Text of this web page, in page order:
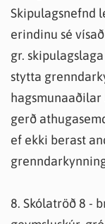
Skipulagsnefnd
erindinu sé
gr.
stytta
gerð
ef ekki berast
8. Skólatröð 8 -